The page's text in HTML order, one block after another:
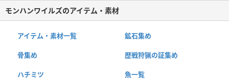
モンハンワイルズのアイテム・素材
アイテム・素材一覧 鉱石集め
骨集め 歴戦狩猟の証集め
ハチミツ 魚一覧